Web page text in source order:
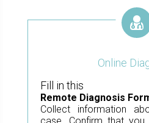
Online
Fill in this
Remote Diagnosis
Collect information